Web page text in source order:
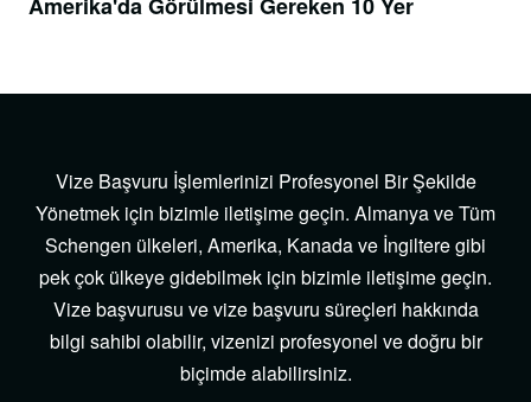
Vize Başvuru İşlemlerinizi Profesyonel Bir Şekilde
Yönetmek için bizimle iletişime geçin. Almanya ve Tüm
Schengen ülkeleri, Amerika, Kanada ve İngiltere gibi
pek çok ülkeye gidebilmek için bizimle iletişime geçin.
Vize başvurusu ve vize başvuru süreçleri hakkında
bilgi sahibi olabilir, vizenizi profesyonel ve doğru bir
biçimde alabilirsiniz.